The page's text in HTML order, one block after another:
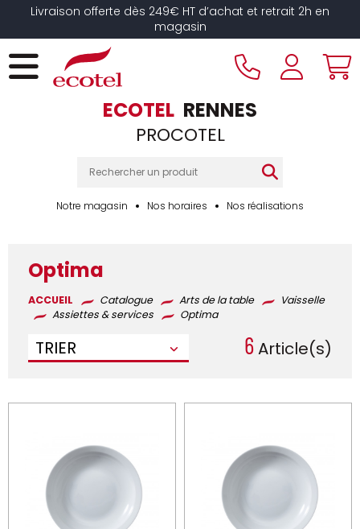
Livraison offerte dès 249€ HT d’achat et retrait 2h en
magasin
ECOTEL RENNES
PROCOTEL
Notre magasin Nos horaires Nos réalisations
Optima
ACCUEIL Catalogue Arts de la table
Vaisselle
Assiettes & services
Optima
TRIER 6Article(s)
Panneau de gestion des cookies